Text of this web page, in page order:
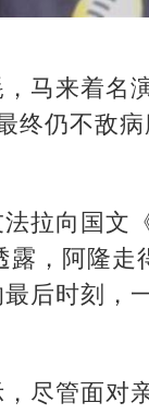
马来着名
终仍不敌
拉向国文
，阿隆
后时刻，
尽管面对